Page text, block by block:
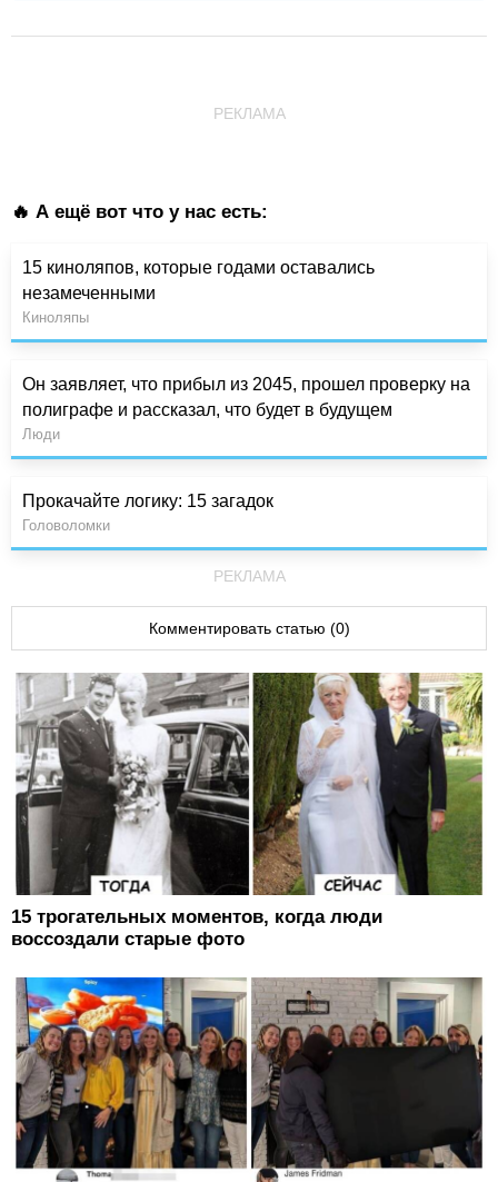
РЕКЛАМА
🔥 А ещё вот что у нас есть:
15 киноляпов, которые годами оставались
незамеченными
Киноляпы
Он заявляет, что прибыл из 2045, прошел проверку на
полиграфе и рассказал, что будет в будущем
Люди
Прокачайте логику: 15 загадок
Головоломки
РЕКЛАМА
Комментировать статью (0)
15 трогательных моментов, когда люди
воссоздали старые фото